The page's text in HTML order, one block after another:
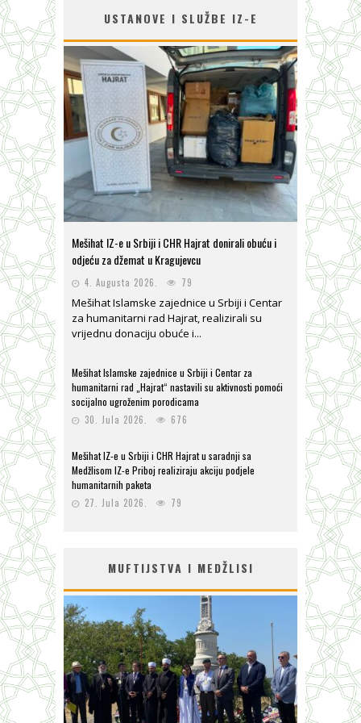
USTANOVE I SLUŽBE IZ-E
Mešihat IZ-e u Srbiji i CHR Hajrat donirali obuću i
odjeću za džemat u Kragujevcu
4. Augusta 2026. 79
Mešihat Islamske zajednice u Srbiji i Centar
za humanitarni rad Hajrat, realizirali su
vrijednu donaciju obuće i...
Mešihat Islamske zajednice u Srbiji i Centar za
humanitarni rad „Hajrat“ nastavili su aktivnosti pomoći
socijalno ugroženim porodicama
30. Jula 2026. 676
Mešihat IZ-e u Srbiji i CHR Hajrat u saradnji sa
Medžlisom IZ-e Priboj realiziraju akciju podjele
humanitarnih paketa
27. Jula 2026. 79
MUFTIJSTVA I MEDŽLISI